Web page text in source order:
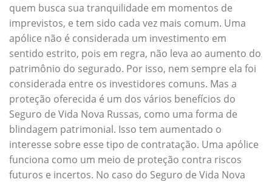
quem busca sua tranquilidade em momentos de
imprevistos, e tem sido cada vez mais comum. Uma
apólice não é considerada um investimento em
sentido estrito, pois em regra, não leva ao aumento do
patrimônio do segurado. Por isso, nem sempre ela foi
considerada entre os investidores comuns. Mas a
proteção oferecida é um dos vários benefícios do
Seguro de Vida Nova Russas, como uma forma de
blindagem patrimonial. Isso tem aumentado o
interesse sobre esse tipo de contratação. Uma apólice
funciona como um meio de proteção contra riscos
futuros e incertos. No caso do Seguro de Vida Nova